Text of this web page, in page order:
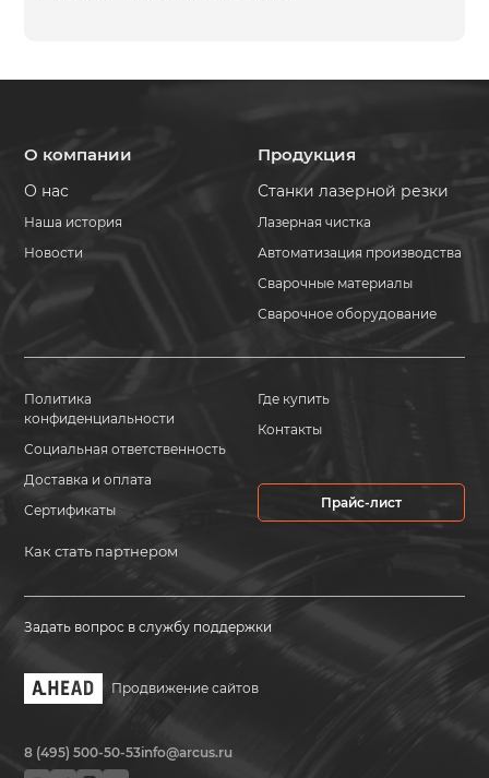
О компании
О нас
Наша история
Новости
Продукция
Станки лазерной резки
Лазерная чистка
Автоматизация производства
Сварочные материалы
Сварочное оборудование
Политика
конфиденциальности
Социальная ответственность
Доставка и оплата
Сертификаты
Как стать партнером
Где купить
Контакты
Прайс-лист
Задать вопрос в службу поддержки
Продвижение сайтов
8 (495) 500-50-53info@arcus.ru